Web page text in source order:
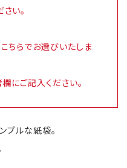
い。
ちらでお選びいたしま
にご記入ください。
プルな紙袋。